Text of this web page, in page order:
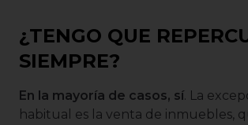
¿TENGO QUE
SIEMPRE?
En la mayoría de casos, sí. La
habitual es la venta de inmuebles,